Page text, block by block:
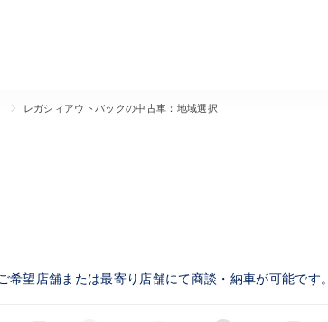
レガシィアウトバックの中古車：地域選択
希望店舗または最寄り店舗にて商談・納車が可能です。